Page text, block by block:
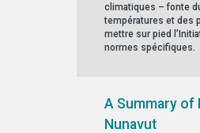
climatiques – fonte
températures et des
mettre sur pied
normes spécifiques.
A Summary of
Nunavut